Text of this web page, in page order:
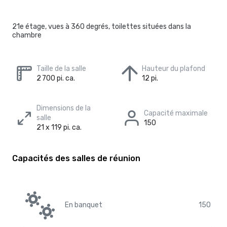
21e étage, vues à 360 degrés, toilettes situées dans la
chambre
Taille de la salle
2 700 pi. ca.
Hauteur du plafond
12 pi.
Dimensions de la
salle
21 x 119 pi. ca.
Capacité maximale
150
Capacités des salles de réunion
En banquet 150